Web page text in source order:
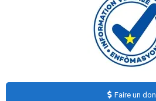
Faire un don